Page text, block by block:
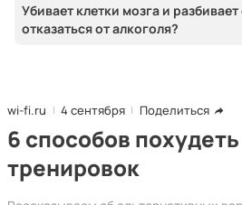
Убивает клетки мозга и
отказаться от алкоголя?
wi-fi.ru 4 сентября Поделиться
6 способов
тренировок